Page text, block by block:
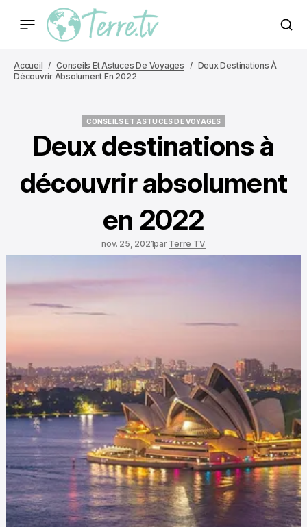
Accueil Conseils Et Astuces De Voyages
Deux Destinations À
Découvrir Absolument En 2022
CONSEILS ET ASTUCES DE VOYAGES
Deux destinations à
découvrir absolument
en 2022
nov. 25, 2021par Terre TV